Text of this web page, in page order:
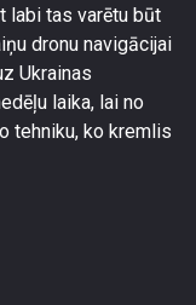
labi tas varētu būt
dronu navigācijai
Ukrainas
laika, lai no
tehniku, ko kremlis